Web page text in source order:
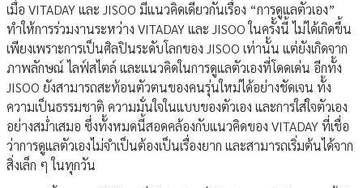
เมื่อ VITADAY และ JISOO มีแนวคิดเดียวกันเรื่อง “การดูแลตัวเอง”
ทำให้การร่วมงานระหว่าง VITADAY และ JISOO ในครั้งนี้ ไม่ได้เกิดขึ้น
เพียงเพราะการเป็นศิลปินระดับโลกของ JISOO เท่านั้น แต่ยังเกิดจาก
ภาพลักษณ์ ไลฟ์สไตล์ และแนวคิดในการดูแลตัวเองที่โดดเด่น อีกทั้ง
JISOO ยังสามารถสะท้อนตัวตนของคนรุ่นใหม่ได้อย่างชัดเจน ทั้ง
ความเป็นธรรมชาติ ความมั่นใจในแบบของตัวเอง และการใส่ใจตัวเอง
อย่างสม่ำเสมอ ซึ่งทั้งหมดนี้สอดคล้องกับแนวคิดของ VITADAY ที่เชื่อ
ว่าการดูแลตัวเองไม่จำเป็นต้องเป็นเรื่องยาก และสามารถเริ่มต้นได้จาก
สิ่งเล็ก ๆ ในทุกวัน